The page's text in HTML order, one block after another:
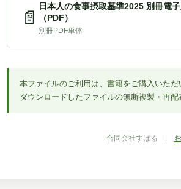
📄
日本人の食事摂取基準2025 別冊電
（PDF）
別冊PDF単体
本ファイルのご利用は、書籍をご購入いただ
ダウンロードしたファイルの無断複製・再配
合同会社すばる |